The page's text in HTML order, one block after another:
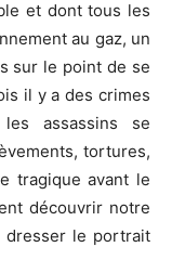
et dont tous les
au gaz, un
sur le point de se
il y a des crimes
assassins se
tortures,
tragique avant le
découvrir notre
dresser le portrait